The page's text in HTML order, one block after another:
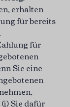
erhalten
für bereits
für
Sie eine
Sie dafür